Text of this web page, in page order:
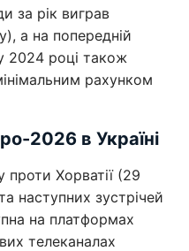
за рік виграв
а на попередній
2024 році також
рахунком
2026 в Україні
Хорватії (29
наступних зустрічей
на платформах
телеканалах